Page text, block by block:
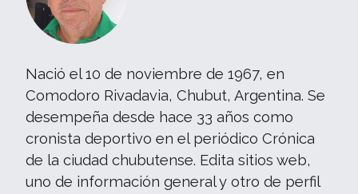
Nació el 10 de noviembre de 1967, en
Comodoro Rivadavia, Chubut, Argentina. Se
desempeña desde hace 33 años como
cronista deportivo en el periódico Crónica
de la ciudad chubutense. Edita sitios web,
uno de información general y otro de perfil